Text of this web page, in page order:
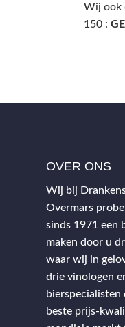
Wij ook
150 :
OVER ONS
Wij bij
Overmars
sinds 1971 een
maken door u
waar wij in
drie vinologen
bierspecialisten
beste prijs-